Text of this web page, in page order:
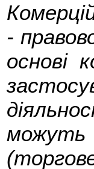
-
основі
можуть